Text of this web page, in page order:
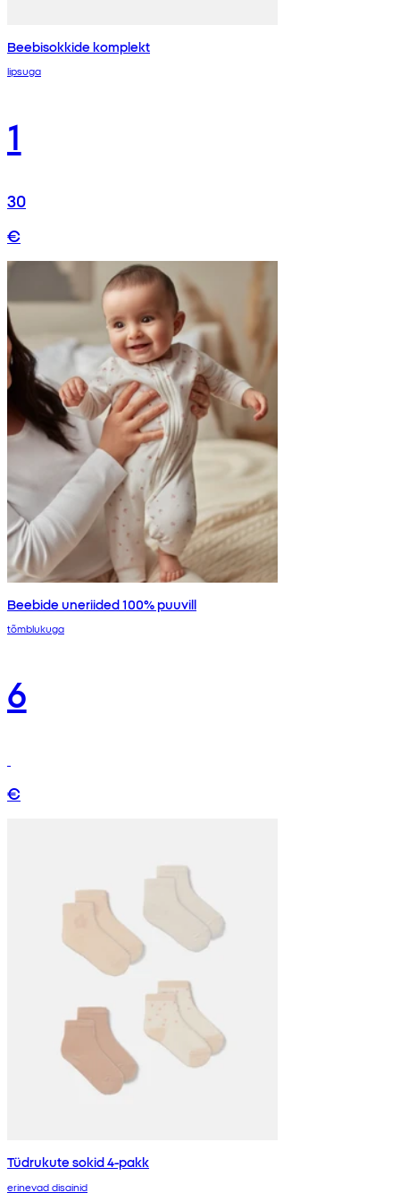
Beebisokkide komplekt
lipsuga
1
30
€
Beebide uneriided 100% puuvill
tõmblukuga
6
€
Tüdrukute sokid 4-pakk
erinevad disainid